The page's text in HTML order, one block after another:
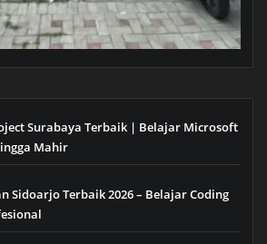
Surabaya Terbaik | Belajar Microsoft
Mahir
Sidoarjo Terbaik 2026 – Belajar Coding